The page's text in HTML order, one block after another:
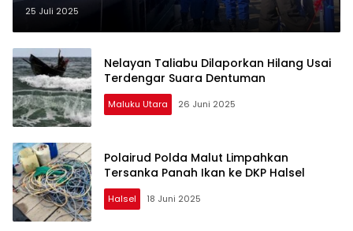
25 Juli 2025
Nelayan Taliabu Dilaporkan Hilang Usai
Terdengar Suara Dentuman
Maluku Utara 26 Juni 2025
Polairud Polda Malut Limpahkan
Tersanka Panah Ikan ke DKP Halsel
Halsel 18 Juni 2025